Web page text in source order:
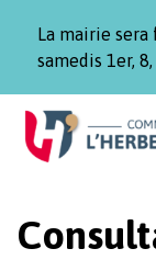
La mairie
samedis 1er,
Aller
Aller
contenu
Aller
pied